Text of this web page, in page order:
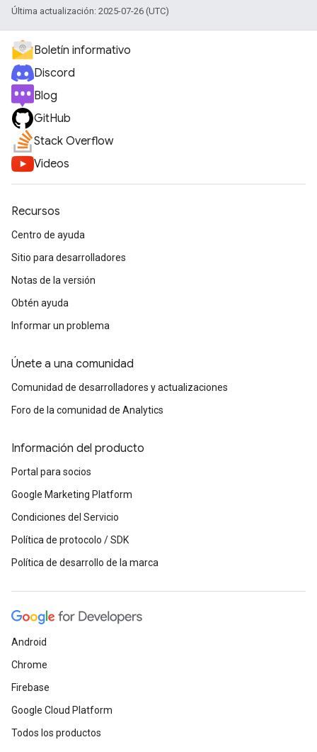
Última actualización: 2025-07-26 (UTC)
Boletín informativo
Discord
Blog
GitHub
Stack Overflow
Videos
Recursos
Centro de ayuda
Sitio para desarrolladores
Notas de la versión
Obtén ayuda
Informar un problema
Únete a una comunidad
Comunidad de desarrolladores y actualizaciones
Foro de la comunidad de Analytics
Información del producto
Portal para socios
Google Marketing Platform
Condiciones del Servicio
Política de protocolo / SDK
Política de desarrollo de la marca
Android
Chrome
Firebase
Google Cloud Platform
Todos los productos